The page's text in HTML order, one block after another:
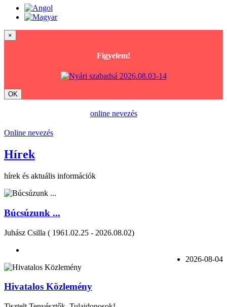
×
Figyelem!
OK
online nevezés
Online nevezés
Hírek
hírek és aktuális információk
Búcsúzunk ...
Juhász Csilla ( 1961.02.25 - 2026.08.02)
2026-08-04
Hivatalos Közlemény